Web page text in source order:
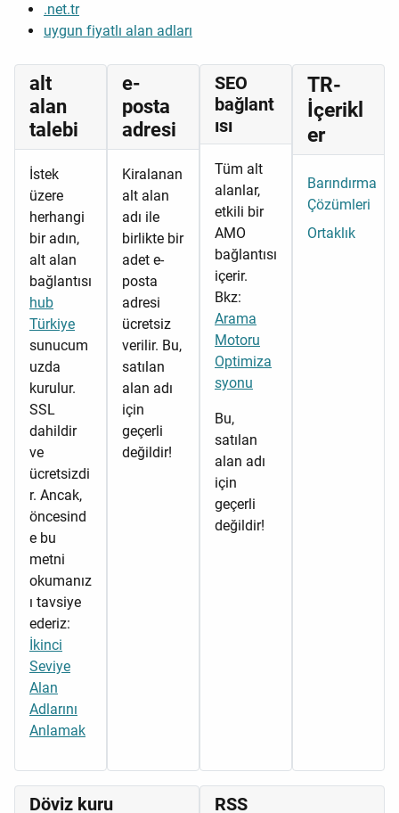
.net.tr
uygun fiyatlı alan adları
alt
alan
talebi
İstek
üzere
herhangi
bir adın,
alt alan
bağlantısı
hub
Türkiye
sunucum
uzda
kurulur.
SSL
dahildir
ve
ücretsizdi
r. Ancak,
öncesind
e bu
metni
okumanız
ı tavsiye
ederiz:
İkinci
Seviye
Alan
Adlarını
Anlamak
e-
posta
adresi
Kiralanan
alt alan
adı ile
birlikte bir
adet e-
posta
adresi
ücretsiz
verilir. Bu,
satılan
alan adı
için
geçerli
değildir!
SEO
bağlant
ısı
Tüm alt
alanlar,
etkili bir
AMO
bağlantısı
içerir.
Bkz:
Arama
Motoru
Optimiza
syonu
Bu,
satılan
alan adı
için
geçerli
değildir!
TR-
İçerikl
er
Barındırma
Çözümleri
Ortaklık
Döviz kuru RSS